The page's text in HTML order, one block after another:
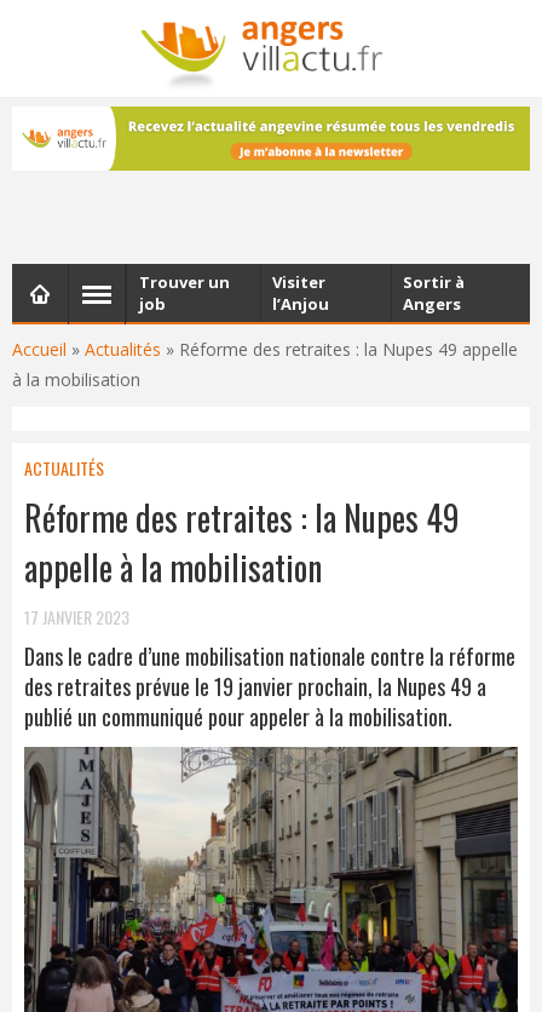
NEWSLETTER
Les dernières actualités d'Angers, chaque vendredi dans
votre boîte e-mail
Accueil » Actualités » Réforme des retraites : la Nupes 49 appelle
à la mobilisation
Trouver un
job
Visiter
l’Anjou
Sortir à
Angers
ACTUALITÉS
Réforme des retraites : la Nupes 49
appelle à la mobilisation
17 JANVIER 2023
Dans le cadre d’une mobilisation nationale contre la réforme
des retraites prévue le 19 janvier prochain, la Nupes 49 a
publié un communiqué pour appeler à la mobilisation.